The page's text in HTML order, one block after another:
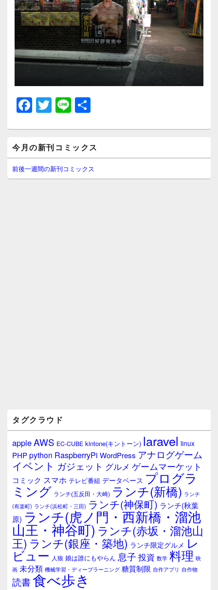
F
a
c
e
b
o
T
wi
tt
er
Li
n
e
イ
ン
サ
イ
今月の新刊コミックス
前後一週間の新刊コミックス
タグクラウド
appleAWS EC-CUBE kintone(キントーン) laravel linux
PHPpython RaspberryPi WordPress アナログゲーム
イベント ガジェット グルメ ゲームマーケット
コミック スマホ テレビ番組 データベース プログラ
ミング ランチ(五反田・大崎) ランチ(新橋) ランチ
(有楽町) ランチ(浜松町・三田) ランチ(神保町) ランチ(秋葉
原) ランチ(虎ノ門・西新橋・溜池
山王・神谷町) ランチ(赤坂・溜池山
王) ランチ(銀座・築地) ランチ限定グルメ レ
ビュー 人狼 娘は誰にもやらん 息子 投資 数学 料理 映
画 未分類 機械学習・ディープラーニング 糖質制限 自作アプリ 自作物
読書食べ歩き